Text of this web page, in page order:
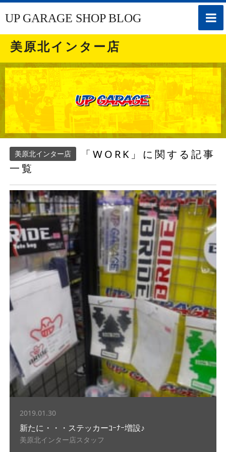
toggle
UP GARAGE SHOP BLOG
美原北インター店
美原北インター店
「WORK」に関する記事
一覧
2019.01.30
新たに・・・ステッカーｺｰﾅｰ増設♪
美原北インター店スタッフ